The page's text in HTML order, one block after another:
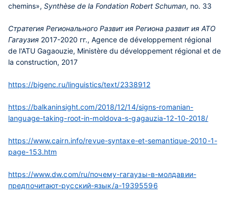
chemins», Synthèse de la Fondation Robert Schuman, no. 33
Стратегия Регионального Развит ия Региона развит ия АТО
Гагаузия 2017-2020 гг., Agence de développement régional
de l'ATU Gagaouzie, Ministère du développement régional et de
la construction, 2017
https://bigenc.ru/linguistics/text/2338912
https://balkaninsight.com/2018/12/14/signs-romanian-
language-taking-root-in-moldova-s-gagauzia-12-10-2018/
https://www.cairn.info/revue-syntaxe-et-semantique-2010-1-
page-153.htm
https://www.dw.com/ru/почему-гагаузы-в-молдавии-
предпочитают-русский-язык/a-19395596